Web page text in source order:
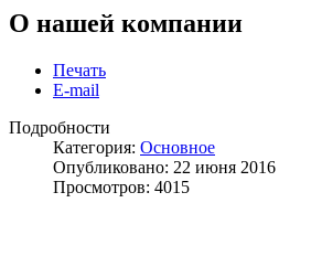
О нашей компании
Печать
E-mail
Подробности
Категория: Основное
Опубликовано: 22 июня 2016
Просмотров: 4015